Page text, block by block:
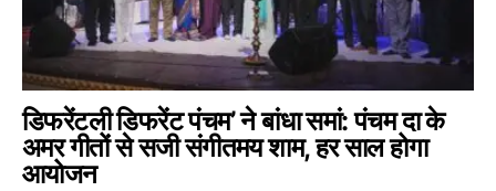
डिफरेंटली डिफरेंट पंचम’ ने बांधा समां: पंचम दा के
अमर गीतों से सजी संगीतमय शाम, हर साल होगा
आयोजन